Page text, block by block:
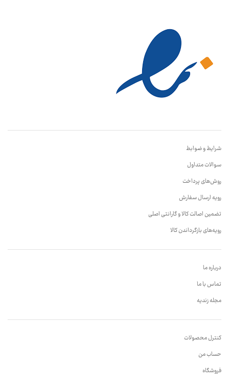
شرایط و ضوابط
سوالات متداول
روش‌های پرداخت
رویه ارسال سفارش
تضمین اصالت کالا و گارانتی اصلی
رویه‌های بازگرداندن کالا
درباره ما
تماس با ما
مجله زندیه
کنترل محصولات
حساب من
فروشگاه